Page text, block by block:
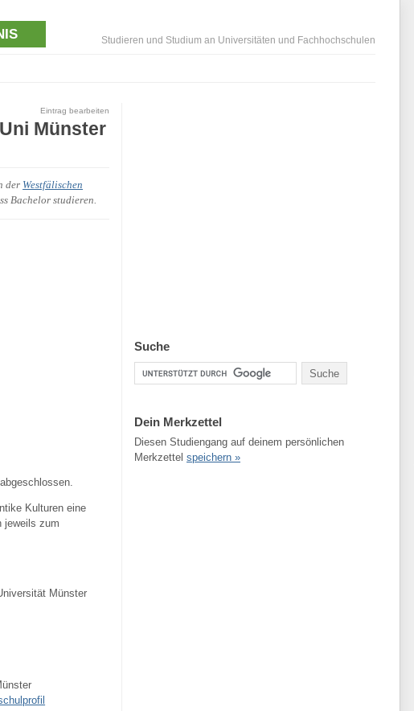
Studieren und Studium an Universitäten und Fachhochschulen
Eintrag bearbeiten
Münster
der Westfälischen
Bachelor studieren.
Kulturen eine
jeweils zum
Münster
Suche
Dein Merkzettel
Diesen Studiengang auf deinem persönlichen
Merkzettel speichern »